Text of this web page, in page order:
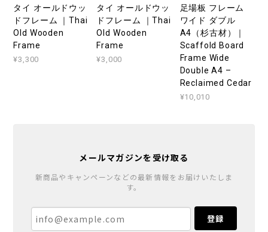
タイ オールドウッ
ドフレーム ｜Thai
Old Wooden
Frame
¥3,300
タイ オールドウッ
ドフレーム ｜Thai
Old Wooden
Frame
¥3,000
足場板 フレーム
ワイド ダブル
A4（杉古材）｜
Scaffold Board
Frame Wide
Double A4 –
Reclaimed Cedar
¥10,010
メールマガジンを受け取る
新商品やキャンペーンなどの最新情報をお届けいたしま
す。
登録